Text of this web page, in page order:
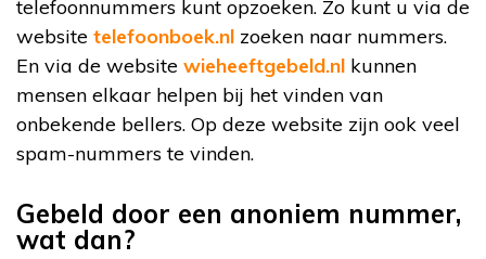
telefoonnummers kunt opzoeken. Zo kunt u via de
website telefoonboek.nl zoeken naar nummers.
En via de website wieheeftgebeld.nl kunnen
mensen elkaar helpen bij het vinden van
onbekende bellers. Op deze website zijn ook veel
spam-nummers te vinden.
Gebeld door een anoniem nummer,
wat dan?